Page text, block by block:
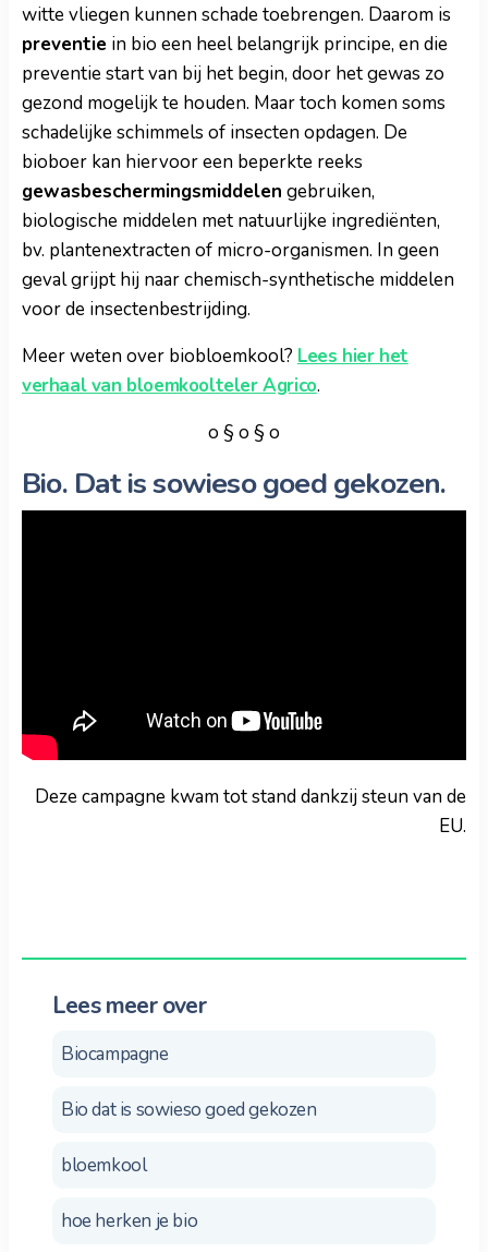
witte vliegen kunnen schade toebrengen. Daarom is
preventie in bio een heel belangrijk principe, en die
preventie start van bij het begin, door het gewas zo
gezond mogelijk te houden. Maar toch komen soms
schadelijke schimmels of insecten opdagen. De
bioboer kan hiervoor een beperkte reeks
gewasbeschermingsmiddelen gebruiken,
biologische middelen met natuurlijke ingrediënten,
bv. plantenextracten of micro-organismen. In geen
geval grijpt hij naar chemisch-synthetische middelen
voor de insectenbestrijding.
Meer weten over biobloemkool? Lees hier het
verhaal van bloemkoolteler Agrico.
o § o § o
Bio. Dat is sowieso goed gekozen.
Deze campagne kwam tot stand dankzij steun van de
EU.
Lees meer over
Biocampagne
Bio dat is sowieso goed gekozen
bloemkool
hoe herken je bio